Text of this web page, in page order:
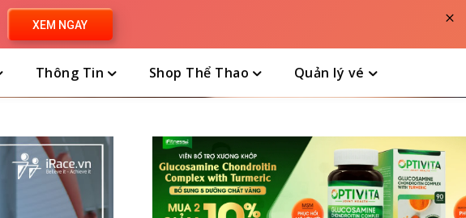
XEM NGAY ×
Thông Tin Shop Thể Thao Quản lý vé